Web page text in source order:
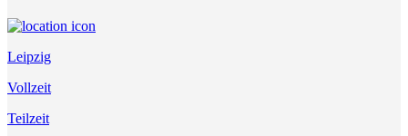
Leipzig
Vollzeit
Teilzeit